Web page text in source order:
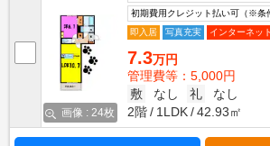
画像 : 24枚
初期費用クレジット払い可（※条
即入居
写真充実 インターネッ
7.3万円
管理費等：5,000円
敷
なし 礼
なし
2階
1LDK 42.93㎡